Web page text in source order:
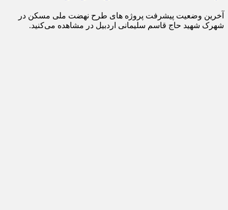
آخرین وضعیت پیشرفت پروژه های طرح نهضت ملی مسکن در
شهرک شهید حاج قاسم سلیمانی اردبیل در مشاهده می‌کنید.